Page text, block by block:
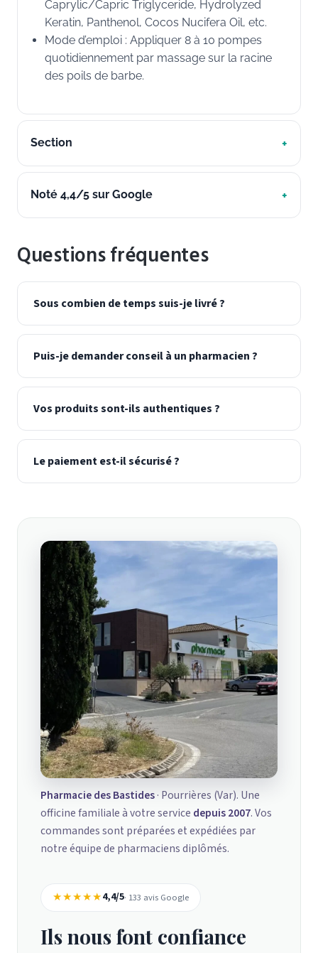
Caprylic/Capric Triglyceride, Hydrolyzed
Keratin, Panthenol, Cocos Nucifera Oil, etc.
Mode d’emploi : Appliquer 8 à 10 pompes
quotidiennement par massage sur la racine
des poils de barbe.
Section
Noté 4,4/5 sur Google
Questions fréquentes
Sous combien de temps suis-je livré ?
Puis-je demander conseil à un pharmacien ?
Vos produits sont-ils authentiques ?
Le paiement est-il sécurisé ?
Pharmacie des Bastides· Pourrières (Var). Une
officine familiale à votre service depuis 2007. Vos
commandes sont préparées et expédiées par
notre équipe de pharmaciens diplômés.
★★★★★4,4/5· 133 avis Google
Ils nous font confiance